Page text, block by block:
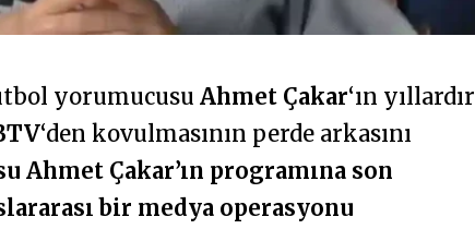
yorumucusuAhmet Çakar‘ın yıllardır
‘den kovulmasının perde arkasını
Ahmet Çakar’ın programına son
bir medya operasyonu